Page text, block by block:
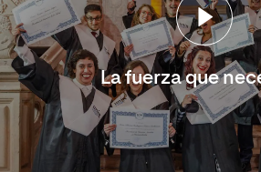
La fuerza que